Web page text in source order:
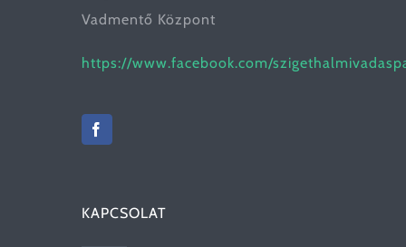
Vadmentő Központ
https://www.facebook.com/
KAPCSOLAT